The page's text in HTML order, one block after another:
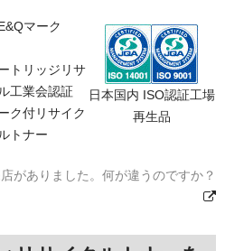
トリッジリサ
工業会認証
ク付リサイク
ルトナー
日本国内 ISO認証工場
再生品
がありました。何が違うのですか？